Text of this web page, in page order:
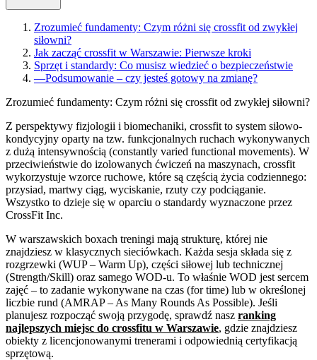
Zrozumieć fundamenty: Czym różni się crossfit od zwykłej
siłowni?
Jak zacząć crossfit w Warszawie: Pierwsze kroki
Sprzęt i standardy: Co musisz wiedzieć o bezpieczeństwie
—Podsumowanie – czy jesteś gotowy na zmianę?
Zrozumieć fundamenty: Czym różni się crossfit od zwykłej siłowni?
Z perspektywy fizjologii i biomechaniki, crossfit to system siłowo-
kondycyjny oparty na tzw. funkcjonalnych ruchach wykonywanych
z dużą intensywnością (constantly varied functional movements). W
przeciwieństwie do izolowanych ćwiczeń na maszynach, crossfit
wykorzystuje wzorce ruchowe, które są częścią życia codziennego:
przysiad, martwy ciąg, wyciskanie, rzuty czy podciąganie.
Wszystko to dzieje się w oparciu o standardy wyznaczone przez
CrossFit Inc.
W warszawskich boxach treningi mają strukturę, której nie
znajdziesz w klasycznych sieciówkach. Każda sesja składa się z
rozgrzewki (WUP – Warm Up), części siłowej lub technicznej
(Strength/Skill) oraz samego WOD-u. To właśnie WOD jest sercem
zajęć – to zadanie wykonywane na czas (for time) lub w określonej
liczbie rund (AMRAP – As Many Rounds As Possible). Jeśli
planujesz rozpocząć swoją przygodę, sprawdź nasz ranking
najlepszych miejsc do crossfitu w Warszawie, gdzie znajdziesz
obiekty z licencjonowanymi trenerami i odpowiednią certyfikacją
sprzętową.